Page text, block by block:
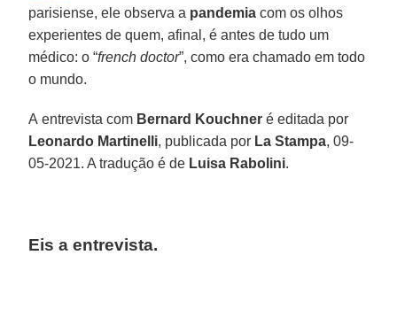
parisiense, ele observa a pandemia com os olhos
experientes de quem, afinal, é antes de tudo um
médico: o “french doctor”, como era chamado em todo
o mundo.
A entrevista com Bernard Kouchner é editada por
Leonardo Martinelli, publicada por La Stampa, 09-
05-2021. A tradução é de Luisa Rabolini.
Eis a entrevista.